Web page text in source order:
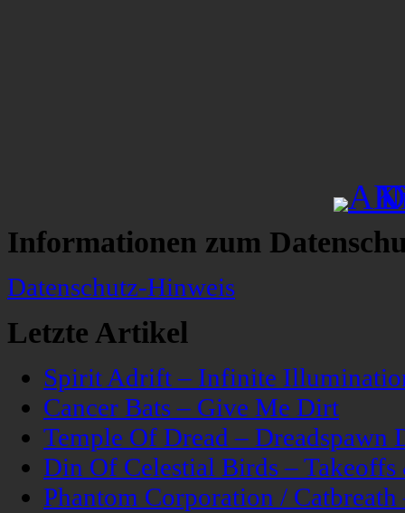
Informationen zum
Datenschutz-Hinweis
Letzte Artikel
Spirit Adrift – Infinite
Cancer Bats – Give Me Dirt
Temple Of Dread – Dreadspawn
Din Of Celestial Birds –
Phantom Corporation /